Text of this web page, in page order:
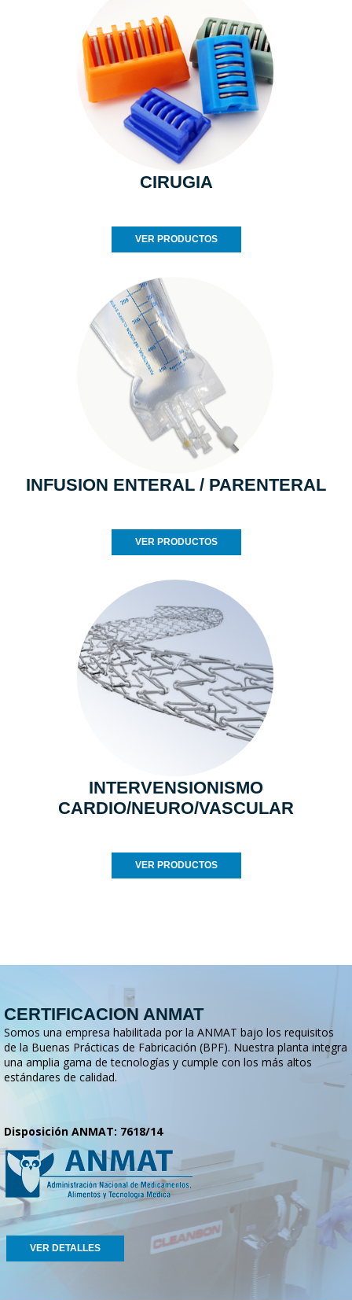
CIRUGIA
VER PRODUCTOS
INFUSION ENTERAL / PARENTERAL
VER PRODUCTOS
INTERVENSIONISMO
CARDIO/NEURO/VASCULAR
VER PRODUCTOS
CERTIFICACION ANMAT
Somos una empresa habilitada por la ANMAT bajo los requisitos
de la Buenas Prácticas de Fabricación (BPF). Nuestra planta integra
una amplia gama de tecnologías y cumple con los más altos
estándares de calidad.
Disposición ANMAT: 7618/14
VER DETALLES